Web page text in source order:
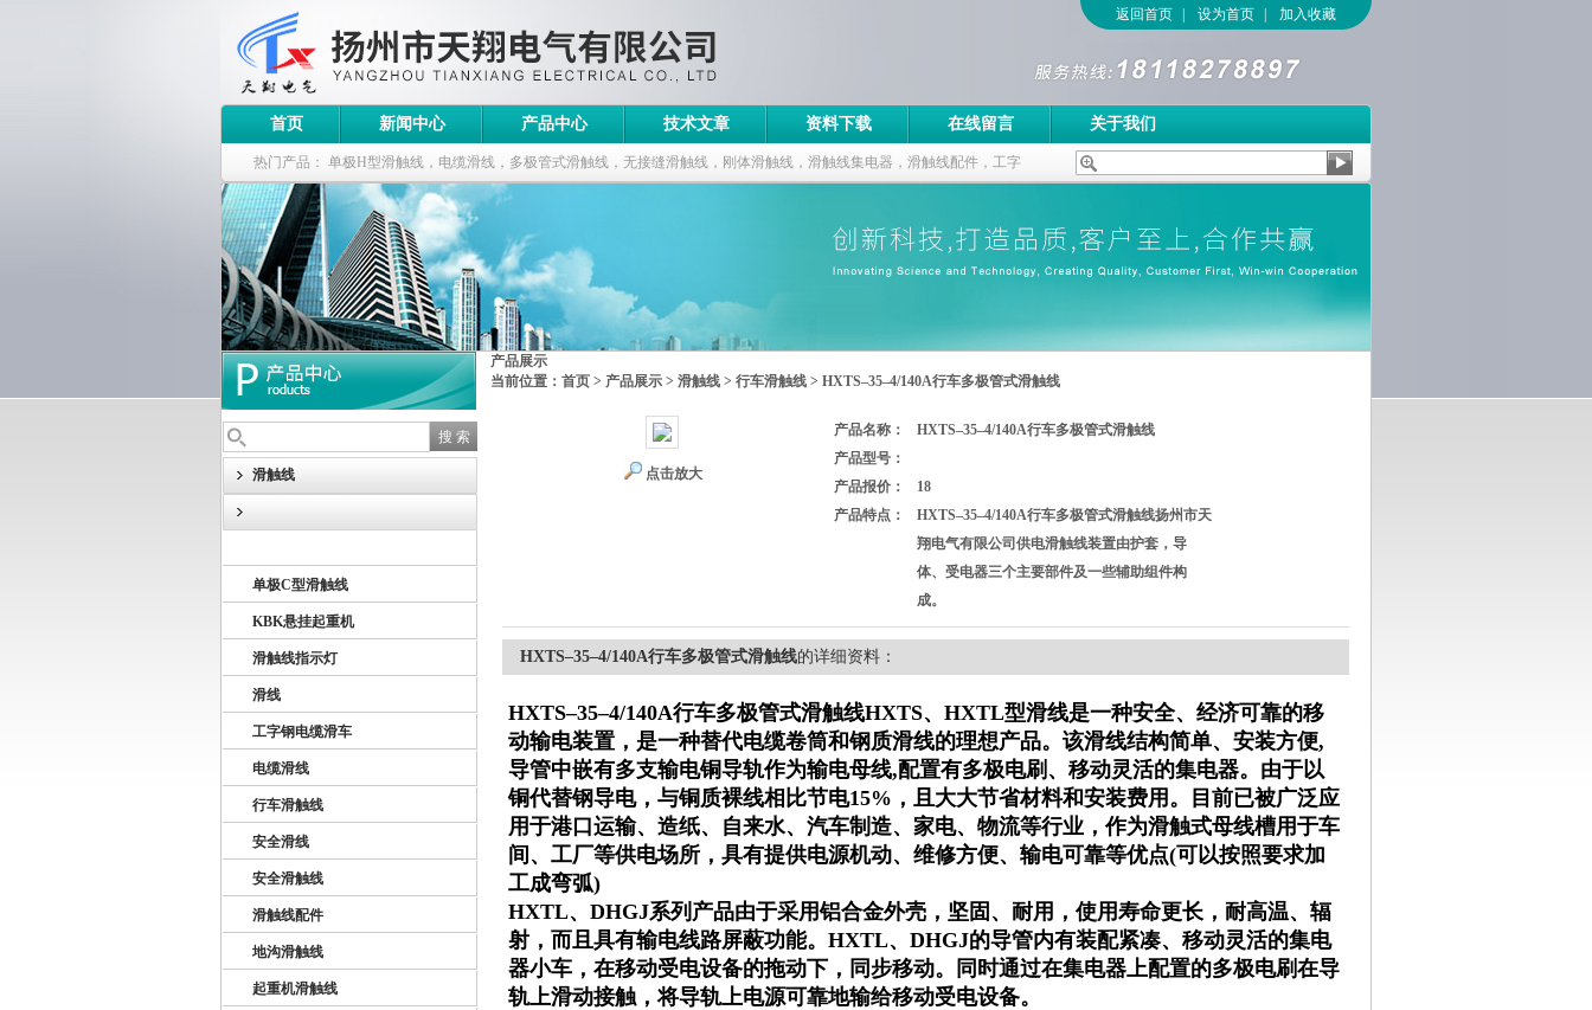
扬州市天翔电气有限公司
返回首页 设为首页 加入收藏
首页 新闻中心 产品中心 技术文章 资料下载 在线留言 关于我们
热门产品： 单极H型滑触线，电缆滑线，多极管式滑触线，无接缝滑触线，刚体滑触线，滑触线集电器，滑触线配件，工字
钢电缆滑车
滑触线
U10型滑触线
单极C型滑触线
KBK悬挂起重机
滑触线指示灯
滑线
工字钢电缆滑车
电缆滑线
行车滑触线
安全滑线
安全滑触线
滑触线配件
地沟滑触线
起重机滑触线
产品展示
当前位置： 首页 > 产品展示 > 滑触线 > 行车滑触线 > HXTS–35–4/140A行车多极管式滑触线
点击放大
产品名称：
HXTS–35–4/140A行车多极管式滑触线
产品型号：
产品报价：
18
产品特点：
HXTS–35–4/140A行车多极管式滑触线扬州市天
翔电气有限公司供电滑触线装置由护套，导
体、受电器三个主要部件及一些辅助组件构
成。
HXTS–35–4/140A行车多极管式滑触线的详细资料：
HXTS–35–4/140A行车多极管式滑触线HXTS、HXTL型滑线是一种安全、经济可靠的移
动输电装置，是一种替代电缆卷筒和钢质滑线的理想产品。该滑线结构简单、安装方便,
导管中嵌有多支输电铜导轨作为输电母线,配置有多极电刷、移动灵活的集电器。由于以
铜代替钢导电，与铜质裸线相比节电15%，且大大节省材料和安装费用。目前已被广泛应
用于港口运输、造纸、自来水、汽车制造、家电、物流等行业，作为滑触式母线槽用于车
间、工厂等供电场所，具有提供电源机动、维修方便、输电可靠等优点(可以按照要求加
工成弯弧)
HXTL、DHGJ系列产品由于采用铝合金外壳，坚固、耐用，使用寿命更长，耐高温、辐
射，而且具有输电线路屏蔽功能。HXTL、DHGJ的导管内有装配紧凑、移动灵活的集电
器小车，在移动受电设备的拖动下，同步移动。同时通过在集电器上配置的多极电刷在导
轨上滑动接触，将导轨上电源可靠地输给移动受电设备。